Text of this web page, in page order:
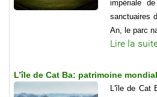
impériale
sanctuaires
An, le parc
Lire la
L’île de Cat Ba: patrimoine mondial
L'île de Cat